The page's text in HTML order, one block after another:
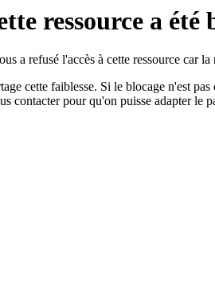
ressource a été
a refusé l'accès à cette ressource car
cette faiblesse. Si le blocage n'est
contacter pour qu'on puisse adapter le